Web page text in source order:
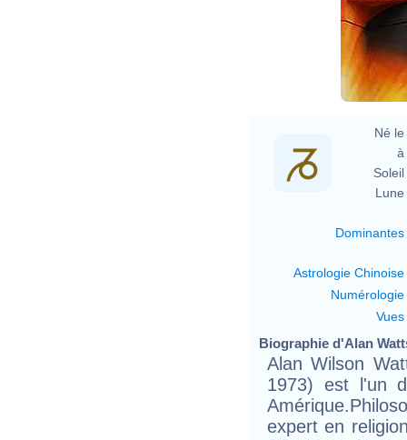
Né le
à
Soleil
Lune
Dominantes
Astrologie Chinoise
Numérologie
Vues
Biographie d'Alan
Alan Wilson
1973) est l'un
expert en